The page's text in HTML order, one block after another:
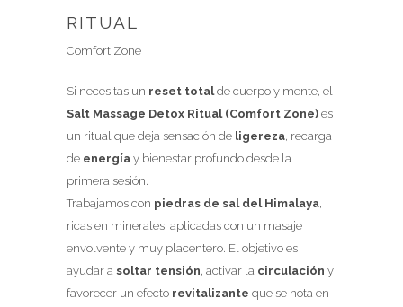
RITUAL
Comfort Zone
Si necesitas un reset totalde cuerpo y mente, el
Salt Massage Detox Ritual (Comfort Zone) es
un ritual que deja sensación de ligereza , recarga
de energía y bienestar profundo desde la
primera sesión.
Trabajamos con piedras de sal del Himalaya
ricas en minerales, aplicadas con un masaje
envolvente y muy placentero. El objetivo es
ayudar a soltar tensión , activar la circulación y
favorecer un efecto revitalizante que se nota en